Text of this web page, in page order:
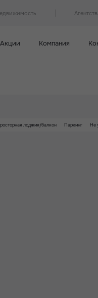
Акции Компания
лоджия/балкон Паркинг Не